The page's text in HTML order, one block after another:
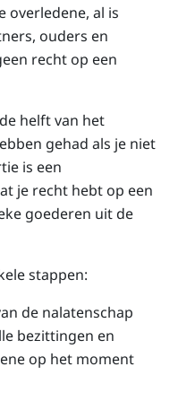
overledene, al is
ouders en
recht op een
helft van het
gehad als je niet
is een
je recht hebt op een
goederen uit de
stappen:
de nalatenschap
bezittingen en
op het moment